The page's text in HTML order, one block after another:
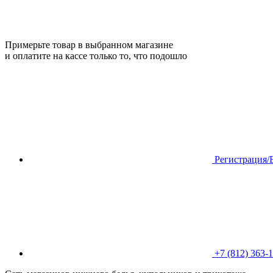
Примерьте товар в выбранном магазине
и оплатите на кассе только то, что подошло
Регистрация/
+7 (812) 363-